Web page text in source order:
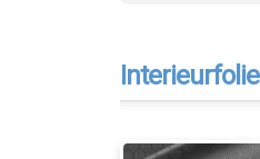
Interieurfolie